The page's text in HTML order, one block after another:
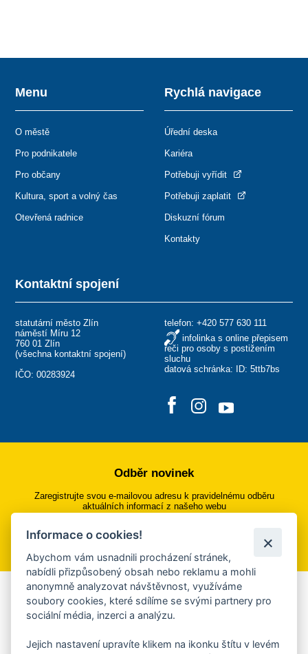
Kontaktní spojení
statutární město Zlín
náměstí Míru 12
760 01 Zlín
(všechna kontaktní spojení)
IČO: 00283924
telefon: +420 577 630 111
infolinka s online přepisem
řeči pro osoby s postižením
sluchu
datová schránka: ID: 5ttb7bs
Menu
O městě
Pro podnikatele
Pro občany
Kultura, sport a volný čas
Otevřená radnice
Rychlá navigace
Úřední deska
Kariéra
Potřebuji vyřídit
Potřebuji zaplatit
Diskuzní fórum
Kontakty
Odběr novinek
Zaregistrujte svou e-mailovou adresu k pravidelnému odběru
aktuálních informací z našeho webu
Přihlásit se k odběru
Aplikace Mobilní rozhlas
Chcete dostávat do svého mobilu či mailu upozornění na
ankety, pozvánky na kulturní a sportovní akce?
Informace o cookies!
Abychom vám usnadnili procházení stránek,
nabídli přizpůsobený obsah nebo reklamu a mohli
anonymně analyzovat návštěvnost, využíváme
soubory cookies, které sdílíme se svými partnery pro
sociální média, inzerci a analýzu.
Jejich nastavení upravíte klikem na ikonku štítu v levém